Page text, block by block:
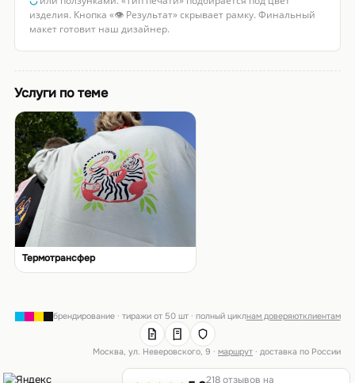
изделия. Кнопка «👁 Результат» скрывает рамку. Финальный
макет готовит наш дизайнер.
Услуги по теме
Термотрансфер
брендирование · тиражи от 50 шт · полный циклнам доверяютклиентам
Москва, ул. Неверовского, 9 ·маршрут · доставка по России
218 отзывов на